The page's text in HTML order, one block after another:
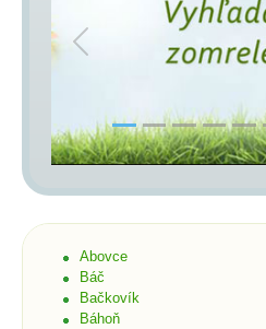
Previous
Abovce
Báč
Bačkovík
Báhoň